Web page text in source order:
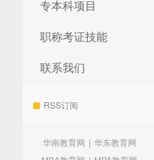
专本科项目
职称考证技能
联系我们
RSS订阅
华南教育网 | 华东教育网